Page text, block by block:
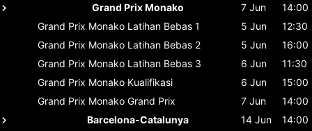
Grand Prix Monako
7 Jun
14:00
Grand Prix Monako Latihan Bebas 1 5 Jun
12:30
Grand Prix Monako Latihan Bebas 2 5 Jun
16:00
Grand Prix Monako Latihan Bebas 3 6 Jun
11:30
Grand Prix Monako Kualifikasi 6 Jun
15:00
Grand Prix Monako Grand Prix 7 Jun
14:00
Barcelona-Catalunya
14 Jun
14:00